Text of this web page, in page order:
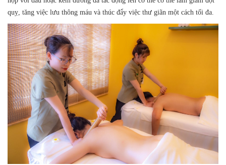
quỵ, tăng việc lưu thông máu và thúc đẩy việc thư giãn một cách tối đa.